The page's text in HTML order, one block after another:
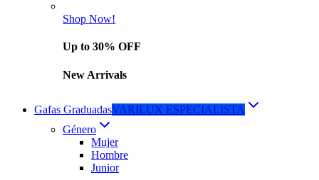
Shop Now!
Up to 30% OFF
New Arrivals
Gafas GraduadasVARILUX ESPECIALISTA
Género
Mujer
Hombre
Junior